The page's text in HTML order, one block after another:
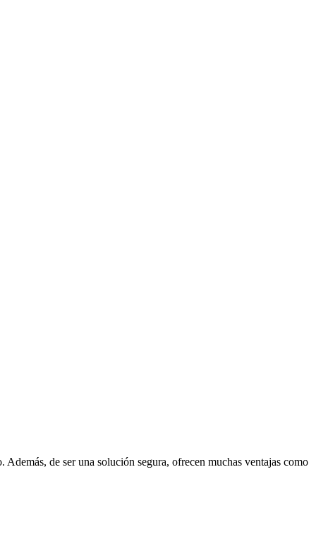
de ser una solución segura, ofrecen muchas ventajas como